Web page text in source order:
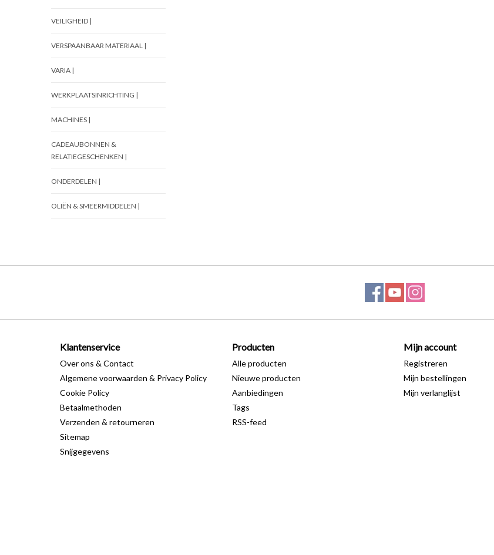
VEILIGHEID |
VERSPAANBAAR MATERIAAL |
VARIA |
WERKPLAATSINRICHTING |
MACHINES |
CADEAUBONNEN &
RELATIEGESCHENKEN |
ONDERDELEN |
OLIËN & SMEERMIDDELEN |
Klantenservice
Over ons & Contact
Algemene voorwaarden & Privacy Policy
Cookie Policy
Betaalmethoden
Verzenden & retourneren
Sitemap
Snijgegevens
Producten
Alle producten
Nieuwe producten
Aanbiedingen
Tags
RSS-feed
Mijn account
Registreren
Mijn bestellingen
Mijn verlanglijst